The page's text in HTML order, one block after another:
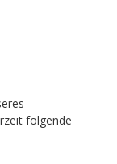
folgende